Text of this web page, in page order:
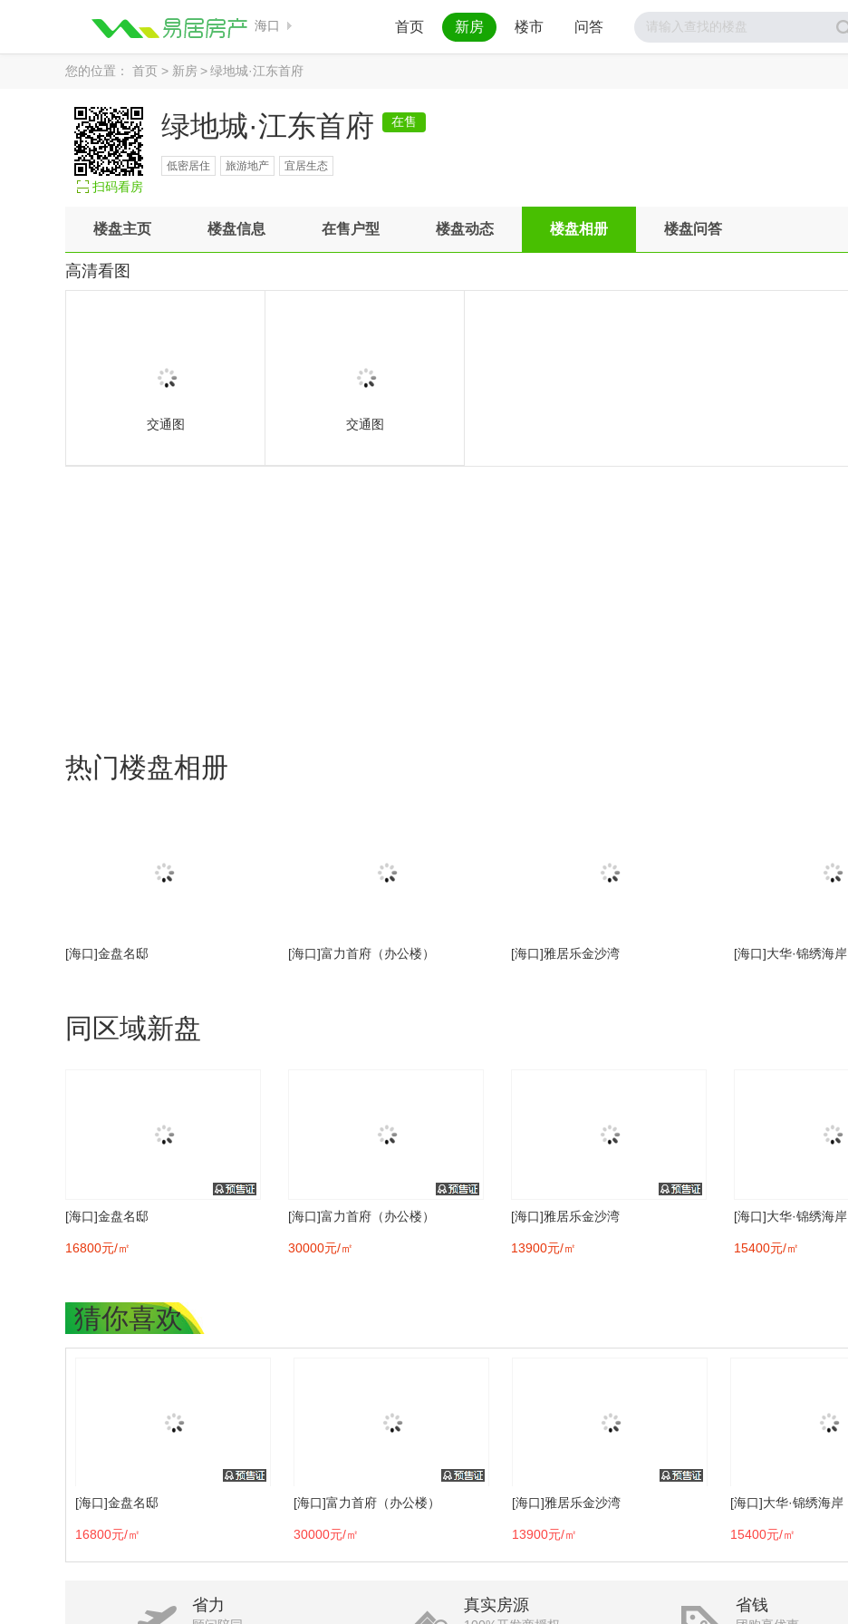
海口 首页 新房 楼市 问答
您的位置： 首页 > 新房 >绿地城·江东首府
扫码看房
绿地城·江东首府 在售
低密居住 旅游地产 宜居生态
楼盘主页 楼盘信息 在售户型 楼盘动态 楼盘相册 楼盘问答
高清看图
交通图 交通图
热门楼盘相册
[海口]金盘名邸 [海口]富力首府（办公楼） [海口]雅居乐金沙湾 [海口]大华·锦绣海岸
同区域新盘
[海口]金盘名邸
16800元/㎡
[海口]富力首府（办公楼）
30000元/㎡
[海口]雅居乐金沙湾
13900元/㎡
[海口]大华·锦绣海岸
15400元/㎡
猜你喜欢
[海口]金盘名邸
16800元/㎡
[海口]富力首府（办公楼）
30000元/㎡
[海口]雅居乐金沙湾
13900元/㎡
[海口]大华·锦绣海岸
15400元/㎡
省力 真实房源 省钱